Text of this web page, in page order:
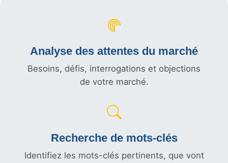
Analyse des attentes du marché
Besoins, défis, interrogations et objections
de votre marché.
Recherche de mots-clés
Identifiez les mots-clés pertinents, que vont